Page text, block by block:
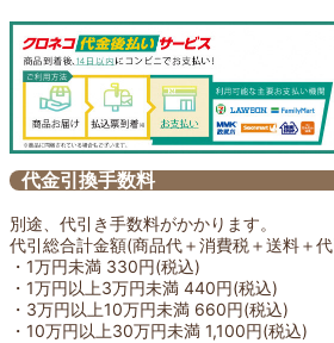
代金引換手数料
別途、代引き手数料がかかります。
代引総合計金額(商品代＋消費税＋送料＋
・1万円未満 330円(税込)
・1万円以上3万円未満 440円(税込)
・3万円以上10万円未満 660円(税込)
・10万円以上30万円未満 1,100円(税込)